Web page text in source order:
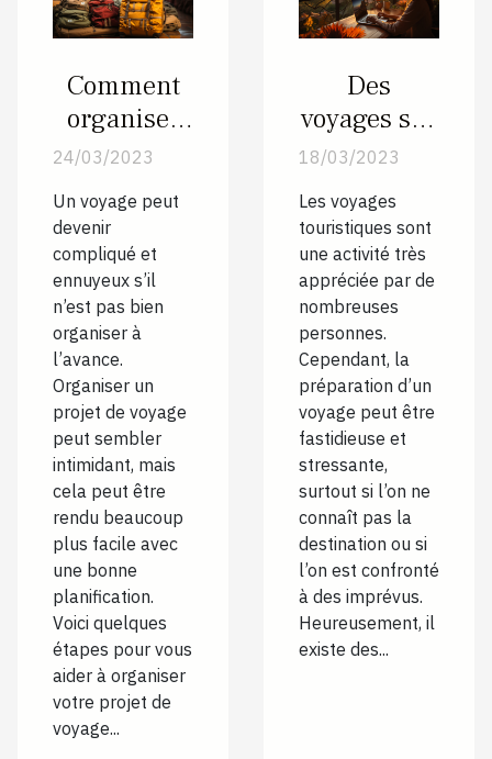
Comment
organiser
son voyage
24/03/2023
Un voyage peut
devenir
compliqué et
ennuyeux s’il
n’est pas bien
organiser à
l’avance.
Organiser un
projet de voyage
peut sembler
intimidant, mais
cela peut être
rendu beaucoup
plus facile avec
une bonne
planification.
Voici quelques
étapes pour vous
aider à organiser
votre projet de
voyage...
Des
voyages sur
mesure
de services
touristique
18/03/2023
Les voyages
touristiques sont
une activité très
appréciée par de
nombreuses
personnes.
Cependant, la
préparation d’un
voyage peut être
fastidieuse et
stressante,
surtout si l’on ne
connaît pas la
destination ou si
l’on est confronté
à des imprévus.
Heureusement, il
existe des...